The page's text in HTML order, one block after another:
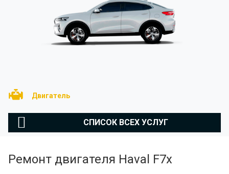
Двигатель
СПИСОК ВСЕХ УСЛУГ
Ремонт двигателя Haval F7x